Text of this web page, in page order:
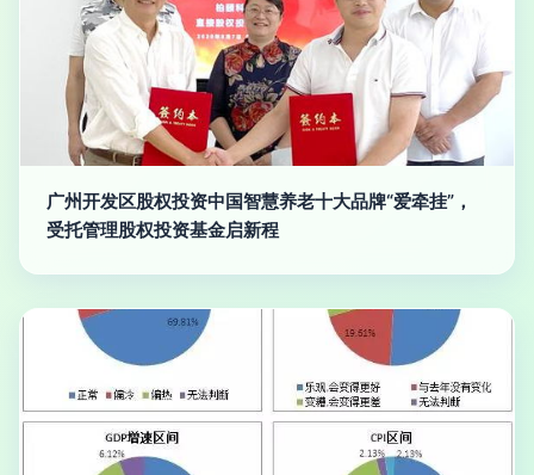
广州开发区股权投资中国智慧养老十大品牌“爱牵挂”，
受托管理股权投资基金启新程